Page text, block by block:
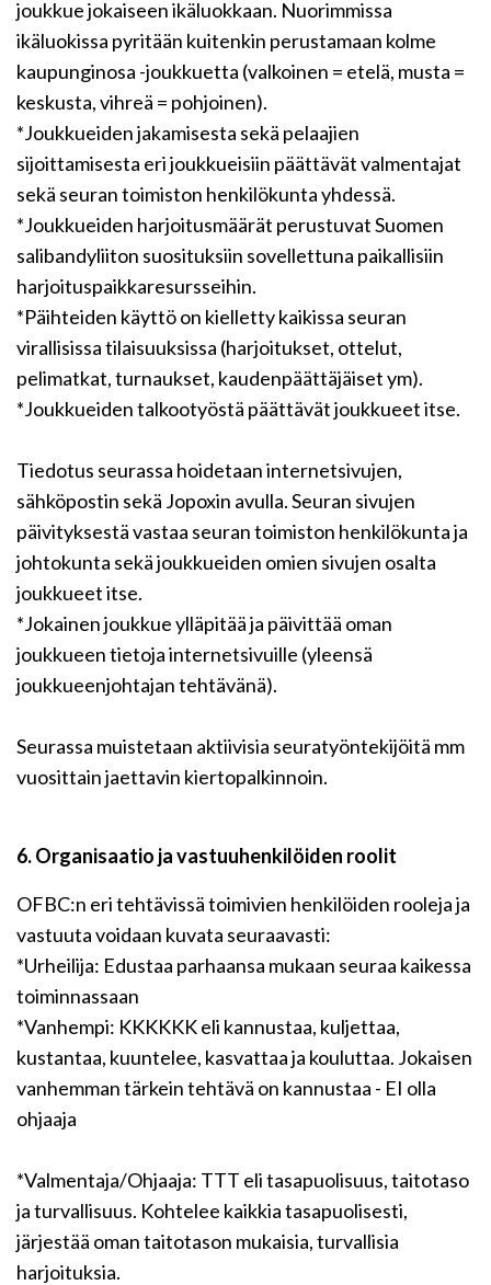
joukkue jokaiseen ikäluokkaan. Nuorimmissa
ikäluokissa pyritään kuitenkin perustamaan kolme
kaupunginosa -joukkuetta (valkoinen = etelä, musta =
keskusta, vihreä = pohjoinen).
*Joukkueiden jakamisesta sekä pelaajien
sijoittamisesta eri joukkueisiin päättävät valmentajat
sekä seuran toimiston henkilökunta yhdessä.
*Joukkueiden harjoitusmäärät perustuvat Suomen
salibandyliiton suosituksiin sovellettuna paikallisiin
harjoituspaikkaresursseihin.
*Päihteiden käyttö on kielletty kaikissa seuran
virallisissa tilaisuuksissa (harjoitukset, ottelut,
pelimatkat, turnaukset, kaudenpäättäjäiset ym).
*Joukkueiden talkootyöstä päättävät joukkueet itse.
Tiedotus seurassa hoidetaan internetsivujen,
sähköpostin sekä Jopoxin avulla. Seuran sivujen
päivityksestä vastaa seuran toimiston henkilökunta ja
johtokunta sekä joukkueiden omien sivujen osalta
joukkueet itse.
*Jokainen joukkue ylläpitää ja päivittää oman
joukkueen tietoja internetsivuille (yleensä
joukkueenjohtajan tehtävänä).
Seurassa muistetaan aktiivisia seuratyöntekijöitä mm
vuosittain jaettavin kiertopalkinnoin.
6. Organisaatio ja vastuuhenkilöiden roolit
OFBC:n eri tehtävissä toimivien henkilöiden rooleja ja
vastuuta voidaan kuvata seuraavasti:
*Urheilija: Edustaa parhaansa mukaan seuraa kaikessa
toiminnassaan
*Vanhempi: KKKKKK eli kannustaa, kuljettaa,
kustantaa, kuuntelee, kasvattaa ja kouluttaa. Jokaisen
vanhemman tärkein tehtävä on kannustaa - EI olla
ohjaaja
*Valmentaja/Ohjaaja: TTT eli tasapuolisuus, taitotaso
ja turvallisuus. Kohtelee kaikkia tasapuolisesti,
järjestää oman taitotason mukaisia, turvallisia
harjoituksia.